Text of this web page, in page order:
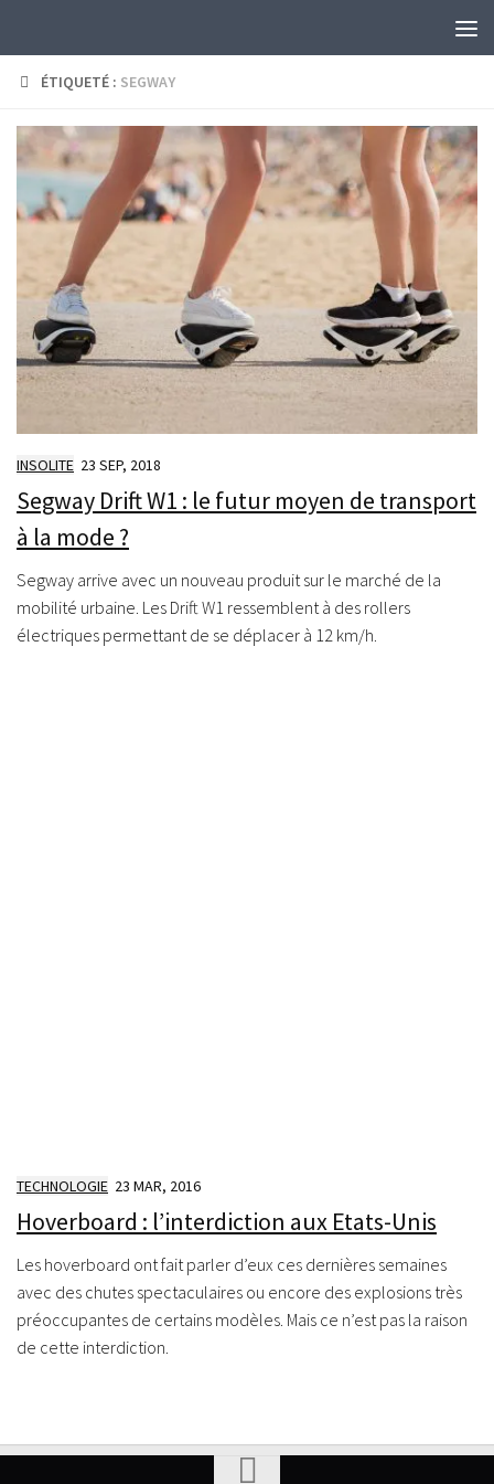
ÉTIQUETÉ : SEGWAY
INSOLITE 23 SEP, 2018
Segway Drift W1 : le futur moyen de transport
à la mode ?
Segway arrive avec un nouveau produit sur le marché de la
mobilité urbaine. Les Drift W1 ressemblent à des rollers
électriques permettant de se déplacer à 12 km/h.
TECHNOLOGIE 23 MAR, 2016
Hoverboard : l’interdiction aux Etats-Unis
Les hoverboard ont fait parler d’eux ces dernières semaines
avec des chutes spectaculaires ou encore des explosions très
préoccupantes de certains modèles. Mais ce n’est pas la raison
de cette interdiction.